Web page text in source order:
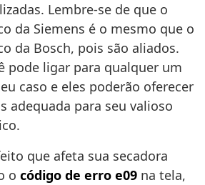
Lembre-se de que o
da Siemens é o mesmo que o
da Bosch, pois são aliados.
pode ligar para qualquer um
caso e eles poderão oferecer
adequada para seu valioso
que afeta sua secadora
o código de erro e09 na tela,